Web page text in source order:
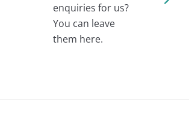
enquiries for us?
You can leave
them here.